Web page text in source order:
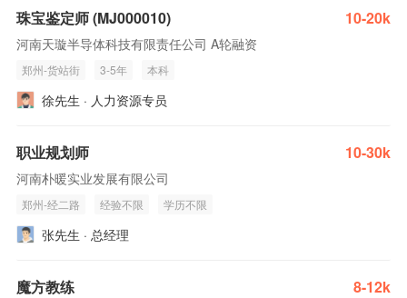
珠宝鉴定师 (MJ000010) 10-20k
河南天璇半导体科技有限责任公司 A轮融资
郑州-货站街 3-5年 本科
徐先生 · 人力资源专员
职业规划师 10-30k
河南朴暖实业发展有限公司
郑州-经二路 经验不限 学历不限
张先生 · 总经理
魔方教练 8-12k